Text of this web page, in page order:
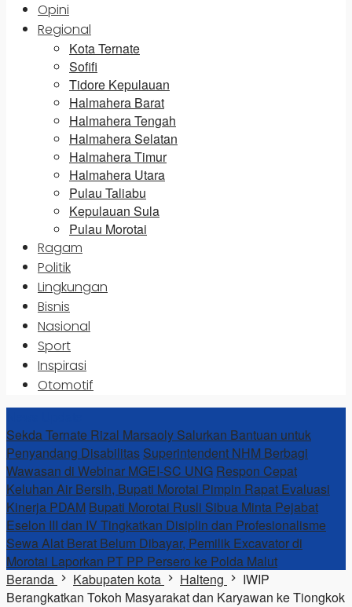
Opini
Regional
Kota Ternate
Sofifi
Tidore Kepulauan
Halmahera Barat
Halmahera Tengah
Halmahera Selatan
Halmahera Timur
Halmahera Utara
Pulau Taliabu
Kepulauan Sula
Pulau Morotai
Ragam
Politik
Lingkungan
Bisnis
Nasional
Sport
Inspirasi
Otomotif
Sekda Ternate Rizal Marsaoly Salurkan Bantuan untuk
Penyandang Disabilitas Superintendent NHM Berbagi
Wawasan di Webinar MGEI-SC UNG Respon Cepat
Keluhan Air Bersih, Bupati Morotai Pimpin Rapat Evaluasi
Kinerja PDAM Bupati Morotai Rusli Sibua Minta Pejabat
Eselon III dan IV Tingkatkan Disiplin dan Profesionalisme
Sewa Alat Berat Belum Dibayar, Pemilik Excavator di
Morotai Laporkan PT PP Persero ke Polda Malut
Beranda
Kabupaten kota Halteng
IWIP
Berangkatkan Tokoh Masyarakat dan Karyawan ke Tiongkok